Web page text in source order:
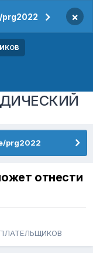
×
prg2022
отнести